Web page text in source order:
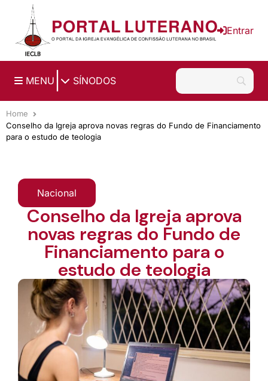
Ir para o conteúdo principal
Entrar
MENU SÍNODOS
Home
Conselho da Igreja aprova novas regras do Fundo de Financiamento
para o estudo de teologia
Nacional
Conselho da Igreja aprova
novas regras do Fundo de
Financiamento para o
estudo de teologia